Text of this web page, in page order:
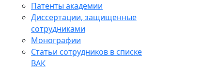
Патенты академии
Диссертации, защищенные
сотрудниками
Монографии
Статьи сотрудников в списке
ВАК